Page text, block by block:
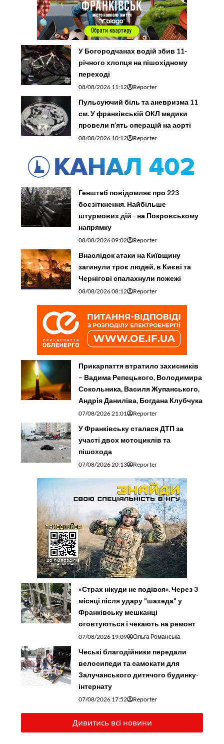
У Богородчанах водій збив 11-
річного хлопця на пішохідному
переході
08/08/2026 11:12 Reporter
Пульсуючий біль та аневризма 11
см. У франківській ОКЛ медики
провели п’ять операцій на аорті
08/08/2026 10:12 Reporter
Генштаб повідомляє про 223
боєзіткнення. Найбільше
штурмових дій - на Покровському
напрямку
08/08/2026 09:02 Reporter
Внаслідок атаки на Київщину
загинули троє людей, в Києві та
Чернігові спалахнули пожежі
08/08/2026 08:12 Reporter
Прикарпаття втратило захисників
– Вадима Репецького, Володимира
Сокольника, Василя Жупанського,
Андрія Даниліва, Богдана Клубчука
07/08/2026 21:01 Reporter
У Франківську сталася ДТП за
участі двох мотоциклів та
пішохода
07/08/2026 20:13 Reporter
«Страх нікуди не подівся». Через 3
місяці після удару "шахеда" у
Франківську мешканці
оговтуються і чекають на ремонт
07/08/2026 19:09 Ольга Романська
Чеські благодійники передали
велосипеди та самокати для
Залучанського дитячого будинку-
інтернату
07/08/2026 17:52 Reporter
Дивитись всі новини